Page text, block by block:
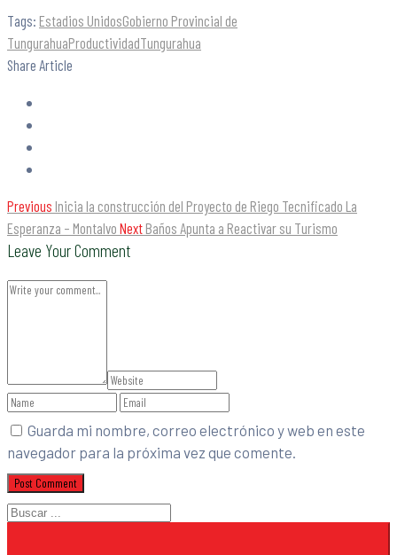
Tags: Estadios UnidosGobierno Provincial de
TungurahuaProductividadTungurahua
Share Article
Previous Inicia la construcción del Proyecto de Riego Tecnificado La
Esperanza – Montalvo Next Baños Apunta a Reactivar su Turismo
Leave Your Comment
Guarda mi nombre, correo electrónico y web en este
navegador para la próxima vez que comente.